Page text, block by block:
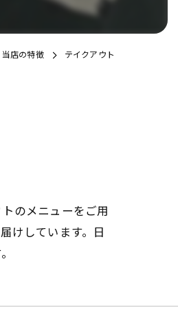
当店の特徴 テイクアウト
のメニューをご用
けしています。日